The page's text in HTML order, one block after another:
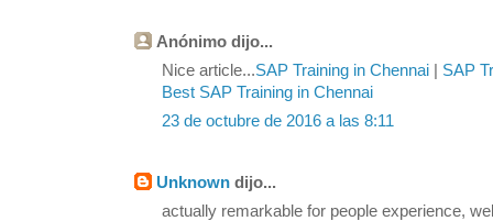
Anónimo dijo...
Nice article...SAP Training in Chennai
SAP
Best SAP Training in Chennai
23 de octubre de 2016 a las 8:11
Unknown dijo...
actually remarkable for people experience,